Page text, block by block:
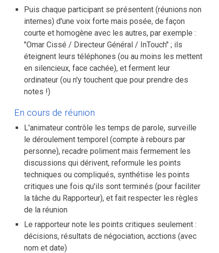
Puis chaque participant se présentent (réunions non
internes) d'une voix forte mais posée, de façon
courte et homogène avec les autres, par exemple :
"Omar Cissé / Directeur Général / InTouch" ; ils
éteignent leurs téléphones (ou au moins les mettent
en silencieux, face cachée), et ferment leur
ordinateur (ou n'y touchent que pour prendre des
notes !)
En cours de réunion
L'animateur contrôle les temps de parole, surveille
le déroulement temporel (compte à rebours par
personne), recadre poliment mais fermement les
discussions qui dérivent, reformule les points
techniques ou compliqués, synthétise les points
critiques une fois qu'ils sont terminés (pour faciliter
la tâche du Rapporteur), et fait respecter les règles
de la réunion
Le rapporteur note les points critiques seulement :
décisions, résultats de négociation, acctions (avec
nom et date)